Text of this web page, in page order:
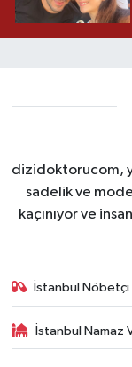
dizidoktorucom,
sadelik ve
kaçınıyor ve
İstanbul Nöbetçi
İstanbul Namaz